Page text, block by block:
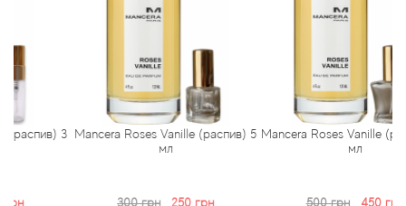
3 Mancera Roses Vanille (распив) 5
300 грн 250 грн
Mancera Roses Vanille (распив)
500 грн 450 грн
Atelier Flou
Athena's